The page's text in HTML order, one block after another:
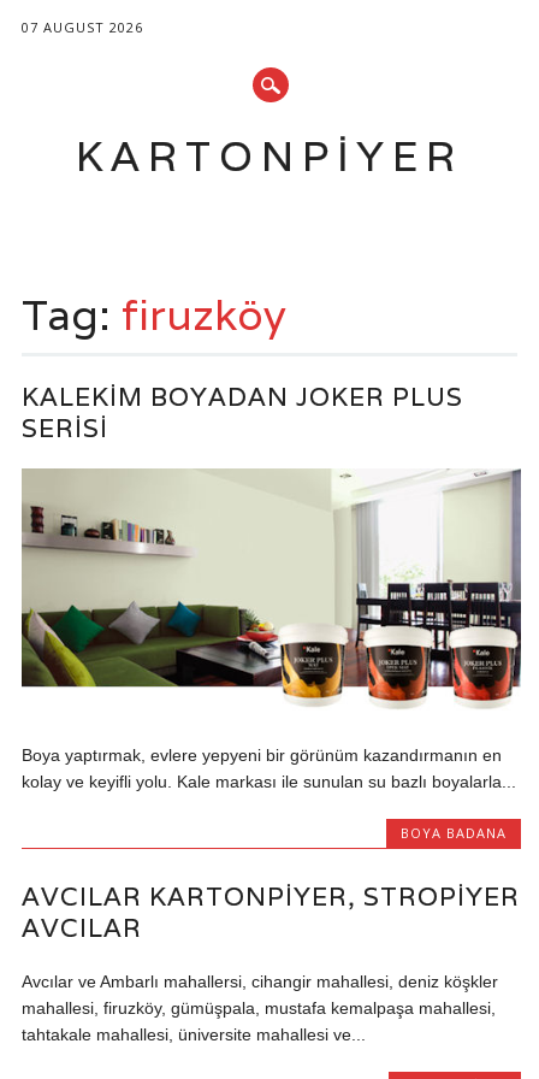
07 AUGUST 2026
KARTONPIYER
content
Tag: firuzköy
KALEKIM BOYADAN JOKER PLUS
SERISI
Boya yaptırmak, evlere yepyeni bir görünüm kazandırmanın en
kolay ve keyifli yolu. Kale markası ile sunulan su bazlı boyalarla...
BOYA BADANA
AVCILAR KARTONPIYER, STROPIYER
AVCILAR
Avcılar ve Ambarlı mahallersi, cihangir mahallesi, deniz köşkler
mahallesi, firuzköy, gümüşpala, mustafa kemalpaşa mahallesi,
tahtakale mahallesi, üniversite mahallesi ve...